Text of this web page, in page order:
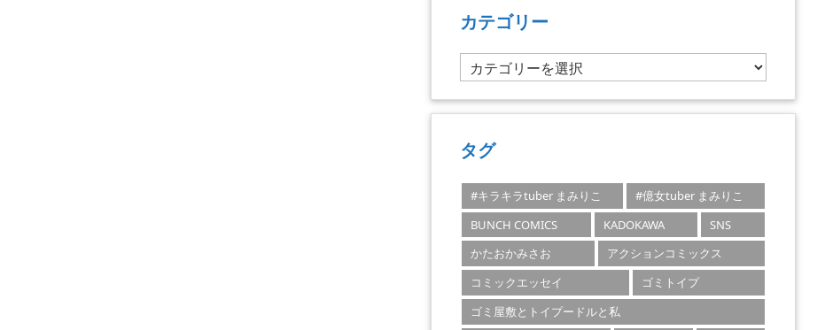
カテゴリー
カ
テ
ゴ
ー
タグ
#キラキラtuber まみりこ
#億女tuber まみりこ
BUNCH COMICS
KADOKAWA
SNS
かたおかみさお
アクションコミックス
コミックエッセイ
ゴミトイプ
ゴミ屋敷とトイプードルと私